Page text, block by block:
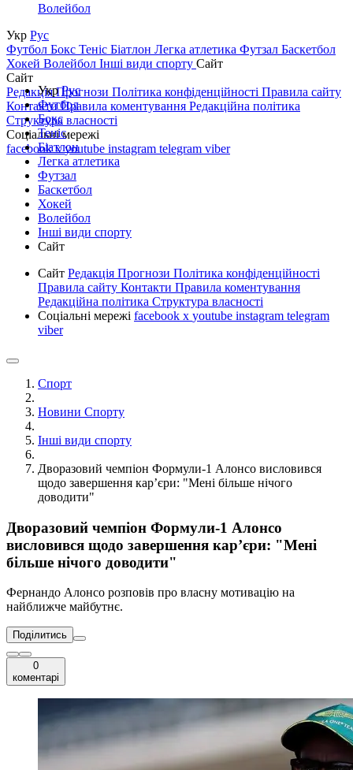
Волейбол
Укр Рус
Футбол Бокс Теніс Біатлон Легка атлетика Футзал Баскетбол
Хокей Волейбол Інші види спорту Сайт
Сайт
РедакціяПрогнози Політика конфіденційності Правила сайту
КонтактиПравила коментування Редакційна політика
Структура власності
Соціальні мережі
facebookxyoutube instagram telegram viber
УкрРус
Футбол
Бокс
Теніс
Біатлон
Легка атлетика
Футзал
Баскетбол
Хокей
Волейбол
Інші види спорту
Сайт
Сайт Редакція Прогнози Політика конфіденційності
Правила сайту Контакти Правила коментування
Редакційна політика Структура власності
Соціальні мережі facebook x youtube instagram telegram
viber
Спорт
Новини Спорту
Інші види спорту
Дворазовий чемпіон Формули-1 Алонсо висловився
щодо завершення кар’єри: "Мені більше нічого
доводити"
Дворазовий чемпіон Формули-1 Алонсо
висловився щодо завершення кар’єри: "Мені
більше нічого доводити"
Фернандо Алонсо розповів про власну мотивацію на
найближче майбутнє.
Поділитись
0
коментарі